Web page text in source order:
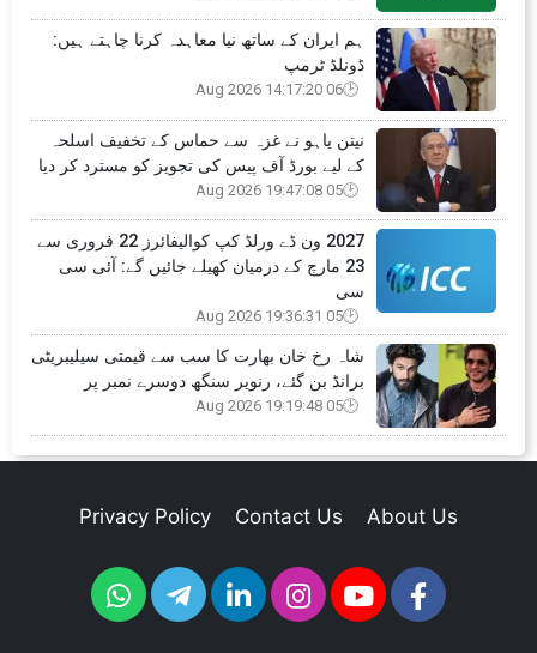
ہم ایران کے ساتھ نیا معاہدہ کرنا چاہتے ہیں:
ڈونلڈ ٹرمپ
06 Aug 2026 14:17:20
نیتن یاہو نے غزہ سے حماس کے تخفیف اسلحہ
کے لیے بورڈ آف پیس کی تجویز کو مسترد کر دیا
05 Aug 2026 19:47:08
2027 ون ڈے ورلڈ کپ کوالیفائرز 22 فروری سے
23 مارچ کے درمیان کھیلے جائیں گے: آئی سی
سی
05 Aug 2026 19:36:31
شاہ رخ خان بھارت کا سب سے قیمتی سیلیبریٹی
برانڈ بن گئے، رنویر سنگھ دوسرے نمبر پر
05 Aug 2026 19:19:48
About Us
Contact Us
Privacy Policy